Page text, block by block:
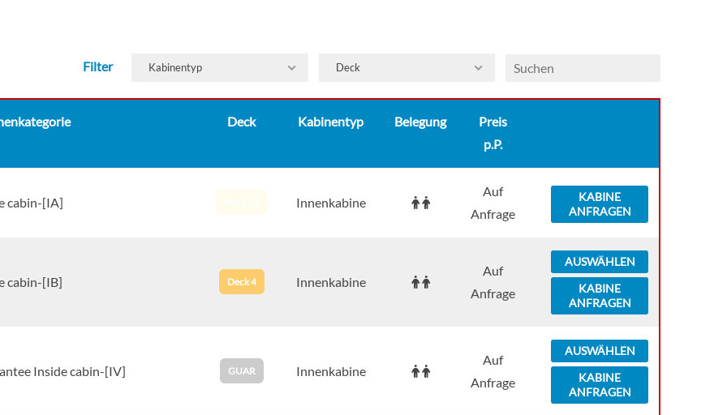
Filter Kabinentyp Deck
Deck Kabinentyp Belegung
Preis
p.P.
cabin-[IA] Innenkabine
Auf
Anfrage
KABINE
ANFRAGEN
cabin-[IB] Deck 4 Innenkabine
Auf
Anfrage
AUSWÄHLEN
KABINE
ANFRAGEN
Inside cabin-[IV] GUAR Innenkabine
Auf
Anfrage
AUSWÄHLEN
KABINE
ANFRAGEN